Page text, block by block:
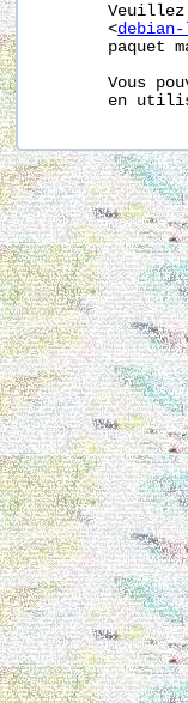
       <
paquet
Vous
en